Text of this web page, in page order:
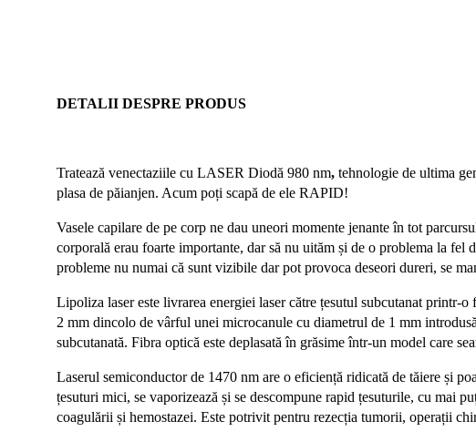
DETALII DESPRE PRODUS
Tratează venectaziile cu LASER Diodă 980 nm, tehnologie de ultima
plasa de păianjen. Acum poți scapă de ele RAPID!
Vasele capilare de pe corp ne dau uneori momente jenante în tot
corporală erau foarte importante, dar să nu uităm și de o problema la fel
probleme nu numai că sunt vizibile dar pot provoca deseori dureri, se
Lipoliza laser este livrarea energiei laser către țesutul subcutanat
2 mm dincolo de vârful unei microcanule cu diametrul de 1 mm
subcutanată. Fibra optică este deplasată în grăsime într-un model care
Laserul semiconductor de 1470 nm are o eficiență ridicată de tăiere și
țesuturi mici, se vaporizează și se descompune rapid țesuturile, cu mai
coagulării și hemostazei. Este potrivit pentru rezecția tumorii, operații